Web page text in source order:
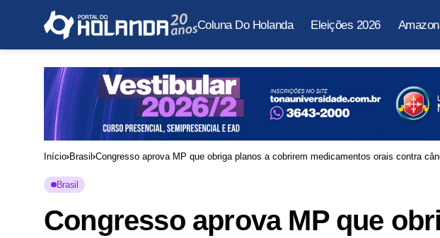
Coluna Do Holanda Eleições 2026
Início Brasil Congresso aprova MP que obriga planos a cobrirem medicamentos orais contra
Brasil
Congresso aprova MP que